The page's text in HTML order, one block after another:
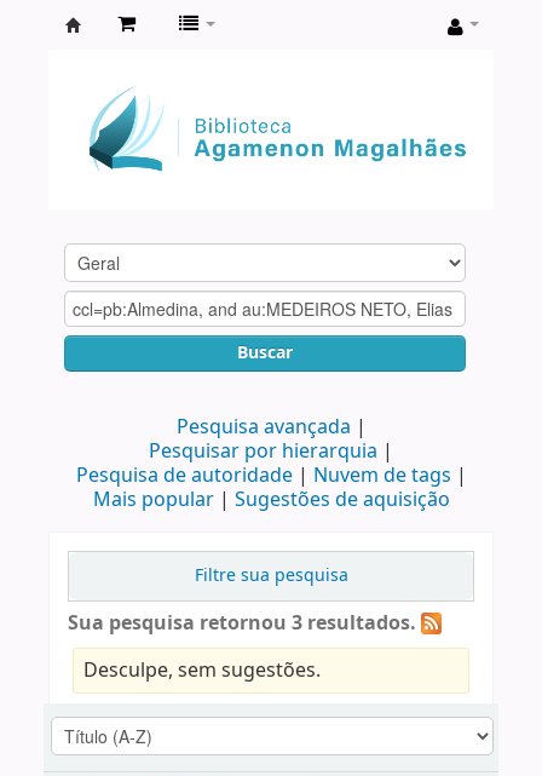
Agamenon
Magalhães
Buscar
Pesquisa avançada
Pesquisar por hierarquia
Pesquisa de autoridade
Nuvem de tags
Mais popular
Sugestões de aquisição
Filtre sua pesquisa
Sua pesquisa retornou 3 resultados.
Desculpe, sem sugestões.